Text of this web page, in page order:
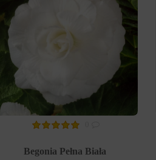
Begonia Pełna Biała